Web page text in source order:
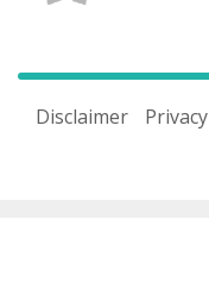
Disclaimer Privacy